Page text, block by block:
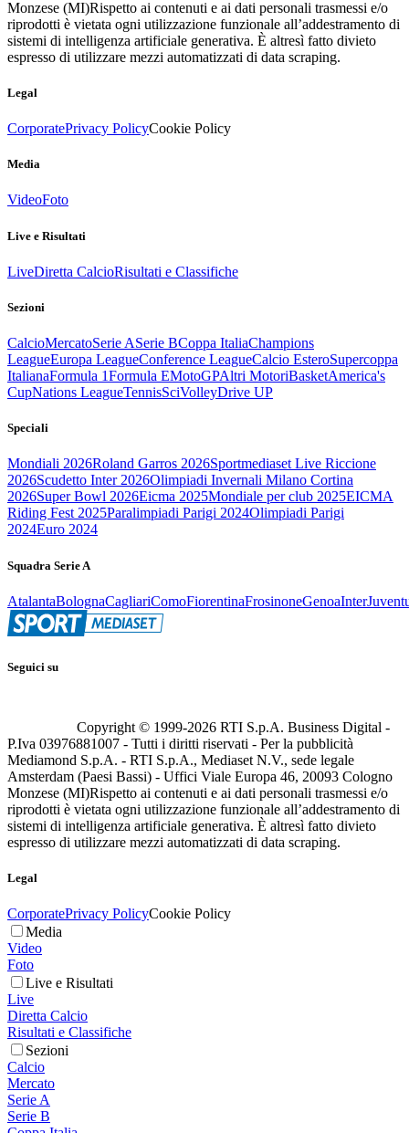
Monzese (MI)Rispetto ai contenuti e ai dati personali trasmessi e/o
riprodotti è vietata ogni utilizzazione funzionale all’addestramento di
sistemi di intelligenza artificiale generativa. È altresì fatto divieto
espresso di utilizzare mezzi automatizzati di data scraping.
Legal
CorporatePrivacy PolicyCookie Policy
Media
VideoFoto
Live e Risultati
LiveDiretta CalcioRisultati e Classifiche
Sezioni
CalcioMercatoSerie ASerie BCoppa ItaliaChampions
LeagueEuropa LeagueConference LeagueCalcio EsteroSupercoppa
ItalianaFormula 1Formula EMotoGPAltri MotoriBasketAmerica's
CupNations LeagueTennisSciVolleyDrive UP
Speciali
Mondiali 2026Roland Garros 2026Sportmediaset Live Riccione
2026Scudetto Inter 2026Olimpiadi Invernali Milano Cortina
2026Super Bowl 2026Eicma 2025Mondiale per club 2025EICMA
Riding Fest 2025Paralimpiadi Parigi 2024Olimpiadi Parigi
2024Euro 2024
Squadra Serie A
AtalantaBolognaCagliariComoFiorentinaFrosinoneGenoaInter
Seguici su
Copyright © 1999-2026 RTI S.p.A. Business Digital -
P.Iva 03976881007 - Tutti i diritti riservati - Per la pubblicità
Mediamond S.p.A. - RTI S.p.A., Mediaset N.V., sede legale
Amsterdam (Paesi Bassi) - Uffici Viale Europa 46, 20093 Cologno
Monzese (MI)Rispetto ai contenuti e ai dati personali trasmessi e/o
riprodotti è vietata ogni utilizzazione funzionale all’addestramento di
sistemi di intelligenza artificiale generativa. È altresì fatto divieto
espresso di utilizzare mezzi automatizzati di data scraping.
Legal
CorporatePrivacy PolicyCookie Policy
Media
Video
Foto
Live e Risultati
Live
Diretta Calcio
Risultati e Classifiche
Sezioni
Calcio
Mercato
Serie A
Serie B